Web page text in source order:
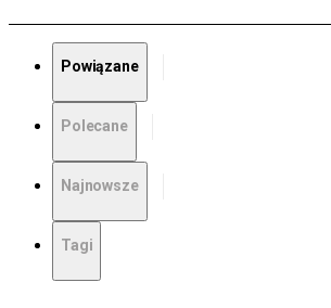
Powiązane
Polecane
Najnowsze
Tagi